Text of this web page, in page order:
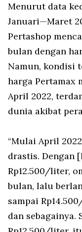
Menurut data
Januari—Maret
Pertashop
bulan dengan
Namun, kondisi
harga Pertamax
April 2022,
dunia akibat
“Mulai April
drastis. Dengan
Rp12.500/liter,
bulan, lalu
sampai
dan sebagainya.